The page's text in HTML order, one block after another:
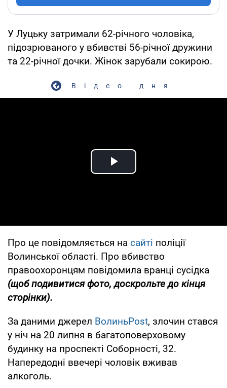
У Луцьку затримали 62-річного чоловіка,
підозрюваного у вбивстві 56-річної дружини
та 22-річної дочки. Жінок зарубали сокирою.
Відео дня
Play Video
Про це повідомляється на сайті поліції
Волинської області. Про вбивство
правоохоронцям повідомила вранці сусідка
(щоб подивитися фото, доскрольте до кінця
сторінки).
За даними джерел ВолиньPost, злочин стався
у ніч на 20 липня в багатоповерховому
будинку на проспекті Соборності, 32.
Напередодні ввечері чоловік вживав
алкоголь.